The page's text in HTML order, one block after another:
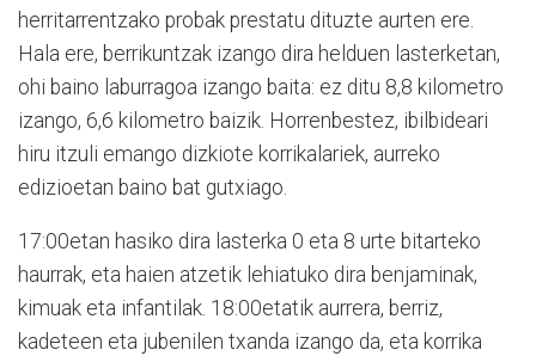
herritarrentzako probak prestatu dituzte aurten ere.
Hala ere, berrikuntzak izango dira helduen lasterketan,
ohi baino laburragoa izango baita: ez ditu 8,8 kilometro
izango, 6,6 kilometro baizik. Horrenbestez, ibilbideari
hiru itzuli emango dizkiote korrikalariek, aurreko
edizioetan baino bat gutxiago.
17:00etan hasiko dira lasterka 0 eta 8 urte bitarteko
haurrak, eta haien atzetik lehiatuko dira benjaminak,
kimuak eta infantilak. 18:00etatik aurrera, berriz,
kadeteen eta jubenilen txanda izango da, eta korrika